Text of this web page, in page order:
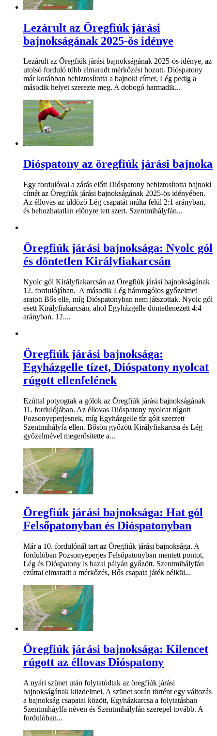
Lezárult az Öregfiúk járási
bajnokságának 2025-ös idénye
Lezárult az Öregfiúk járási bajnokságának 2025-ös idénye, az
utolsó forduló több elmaradt mérkőzést hozott. Dióspatony
már korábban bebiztosította a bajnoki címet, Lég pedig a
második helyet szerezte meg. A dobogó harmadik...
Dióspatony az öregfiúk járási bajnoka
Egy fordulóval a zárás előtt Dióspatony bebiztosította bajnoki
címét az Öregfiúk járási bajnokságának 2025-ös idényében.
Az éllovas az üldöző Lég csapatát múlta felül 2:1 arányban,
és behozhatatlan előnyre tett szert. Szentmihályfán...
Öregfiúk járási bajnoksága: Nyolc gól
és döntetlen Királyfiakarcsán
Nyolc gól Királyfiakarcsán az Öregfiúk járási bajnokságának
12. fordulójában. A második Lég háromgólos győzelmet
aratott Bős elle, míg Dióspatonyban nem játszottak. Nyolc gól
esett Királyfiakarcsán, ahol Egyházgelle döntetlenezett 4:4
arányban. 12....
Öregfiúk járási bajnoksága:
Egyházgelle tízet, Dióspatony nyolcat
rúgott ellenfelének
Ezúttal potyogtak a gólok az Öregfiúk járási bajnokságának
11. fordulójában. Az éllovas Dióspatony nyolcat rúgott
Pozsonyeperjesnek, míg Egyházgelle tíz gólt szerzett
Szentmihályfa ellen. Bősön győzött Királyfiakarcsa és Lég
győzelmével megerősítette a...
Öregfiúk járási bajnoksága: Hat gól
Felsőpatonyban és Dióspatonyban
Már a 10. fordulónál tart az Öregfiúk járási bajnoksága. A
fordulóban Pozsonyeperjes Felsőpatonyban mentett pontot,
Lég és Dióspatony is hazai pályán győzött. Szentmihályfán
ezúttal elmaradt a mérkőzés, Bős csapata játék nélkül...
Öregfiúk járási bajnoksága: Kilencet
rúgott az éllovas Dióspatony
A nyári szünet után folytatódtak az öregfiúk járási
bajnokságának küzdelmei. A szünet során történt egy változás
a bajnokság csapatai között, Egyházkarcsa a folytatásban
Szentmiháylfa néven és Szentmihályfán szerepel tovább. A
fordulóban...